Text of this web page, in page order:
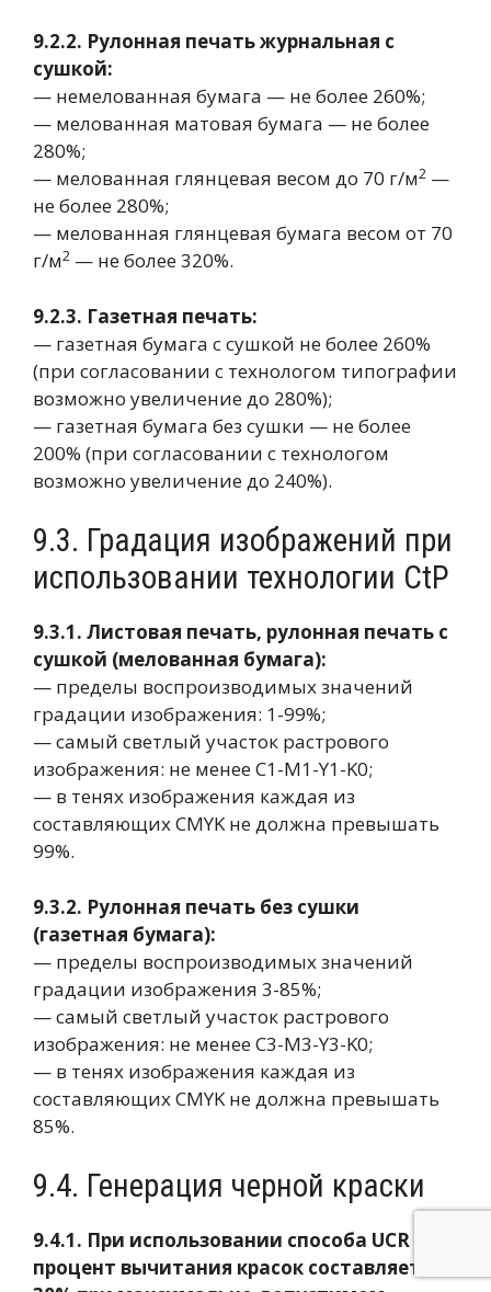
9.2.2. Рулонная печать журнальная с
сушкой:
— немелованная бумага — не более 260%;
— мелованная матовая бумага — не более
280%;
— мелованная глянцевая весом до 70 г/м2 —
не более 280%;
— мелованная глянцевая бумага весом от 70
г/м2 — не более 320%.
9.2.3. Газетная печать:
— газетная бумага с сушкой не более 260%
(при согласовании с технологом типографии
возможно увеличение до 280%);
— газетная бумага без сушки — не более
200% (при согласовании с технологом
возможно увеличение до 240%).
9.3. Градация изображений при
использовании технологии CtP
9.3.1. Листовая печать, рулонная печать с
сушкой (мелованная бумага):
— пределы воспроизводимых значений
градации изображения: 1-99%;
— самый светлый участок растрового
изображения: не менее C1-M1-Y1-K0;
— в тенях изображения каждая из
составляющих CMYK не должна превышать
99%.
9.3.2. Рулонная печать без сушки
(газетная бумага):
— пределы воспроизводимых значений
градации изображения 3-85%;
— самый светлый участок растрового
изображения: не менее C3-M3-Y3-K0;
— в тенях изображения каждая из
составляющих CMYK не должна превышать
85%.
9.4. Генерация черной краски
9.4.1. При использовании способа UCR —
процент вычитания красок составляет 20-